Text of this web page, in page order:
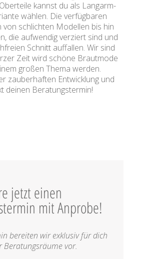
kannst du als Langarm-
wählen. Die verfügbaren
von schlichten Modellen bis hin
die aufwendig verziert sind und
Schnitt auffallen. Wir sind
Zeit wird schöne Brautmode
großen Thema werden.
zauberhaften Entwicklung und
deinen Beratungstermin!
jetzt einen
mit Anprobe!
bereiten wir exklusiv für dich
Beratungsräume vor.